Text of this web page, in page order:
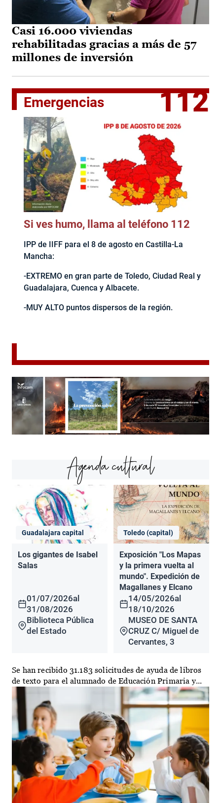
Casi 16.000 viviendas
rehabilitadas gracias a más de 57
millones de inversión
Emergencias 112
Si ves humo, llama al teléfono 112
IPP de IIFF para el 8 de agosto en Castilla-La
Mancha:
-EXTREMO en gran parte de Toledo, Ciudad Real y
Guadalajara, Cuenca y Albacete.
-MUY ALTO puntos dispersos de la región.
Agenda cultural
Guadalajara capital
Los gigantes de Isabel
Salas
01/07/2026al
31/08/2026
Biblioteca Pública
del Estado
Toledo (capital)
Exposición "Los Mapas
y la primera vuelta al
mundo". Expedición de
Magallanes y Elcano
14/05/2026al
18/10/2026
MUSEO DE SANTA
CRUZ C/ Miguel de
Cervantes, 3
Se han recibido 31.183 solicitudes de ayuda de libros
de texto para el alumnado de Educación Primaria y...